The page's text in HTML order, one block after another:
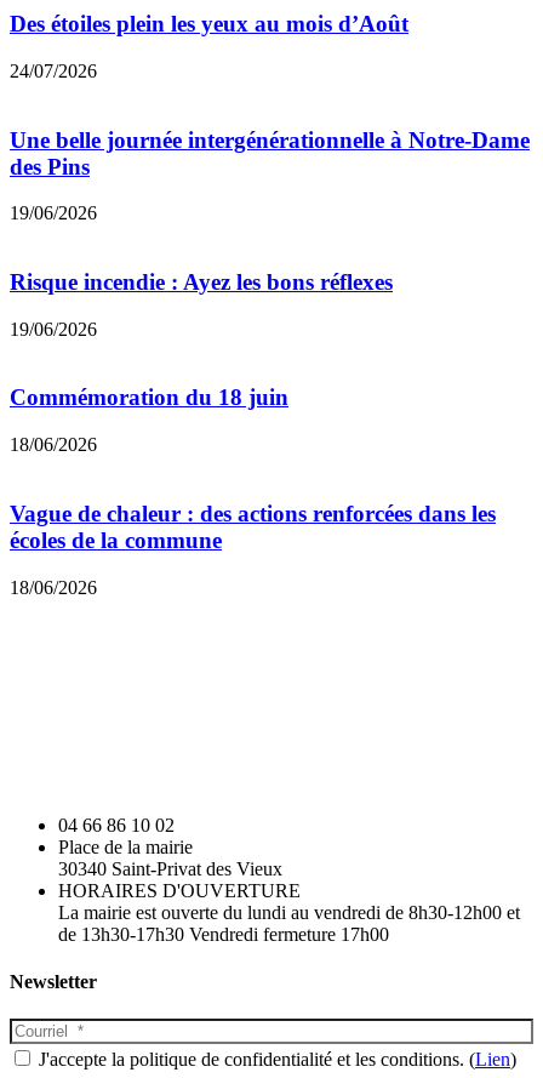
Des étoiles plein les yeux au mois d’Août
24/07/2026
Une belle journée intergénérationnelle à Notre-Dame
des Pins
19/06/2026
Risque incendie : Ayez les bons réflexes
19/06/2026
Commémoration du 18 juin
18/06/2026
Vague de chaleur : des actions renforcées dans les
écoles de la commune
18/06/2026
04 66 86 10 02
Place de la mairie
30340 Saint-Privat des Vieux
HORAIRES D'OUVERTURE
La mairie est ouverte du lundi au vendredi de 8h30-12h00 et
de 13h30-17h30 Vendredi fermeture 17h00
Newsletter
J'accepte la politique de confidentialité et les conditions. (Lien)